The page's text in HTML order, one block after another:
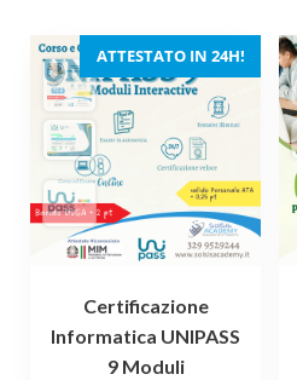
ATTESTATO IN 24H!
Certificazione
Informatica UNIPASS
9 Moduli